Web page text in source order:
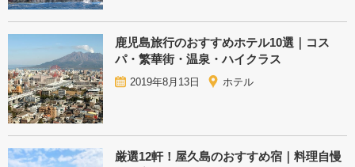
鹿児島旅行のおすすめホテル10選｜コス
パ・繁華街・温泉・ハイクラス
2019年8月13日 ホテル
厳選12軒！屋久島のおすすめ宿｜料理自慢